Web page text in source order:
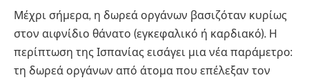
Μέχρι σήμερα, η δωρεά οργάνων βασιζόταν κυρίως
στον αιφνίδιο θάνατο (εγκεφαλικό ή καρδιακό). Η
περίπτωση της Ισπανίας εισάγει μια νέα παράμετρο:
τη δωρεά οργάνων από άτομα που επέλεξαν τον